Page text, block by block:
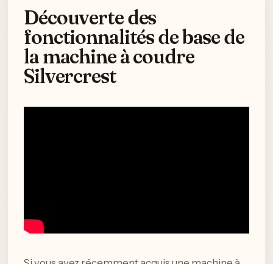
Découverte des
fonctionnalités de base de
la machine à coudre
Silvercrest